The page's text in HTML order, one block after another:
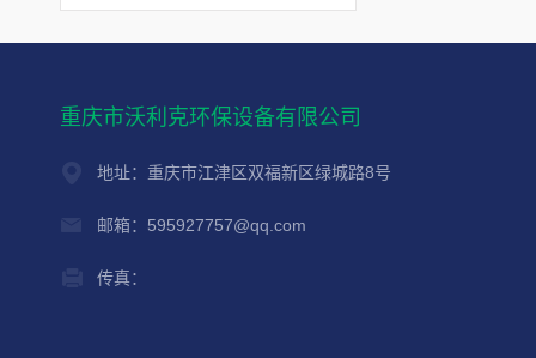
重庆市沃利克环保设备有限公司
地址：重庆市江津区双福新区绿城路8号
邮箱：595927757@qq.com
传真：